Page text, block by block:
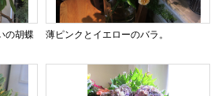
の胡蝶
薄ピンクとイエローのバラ。